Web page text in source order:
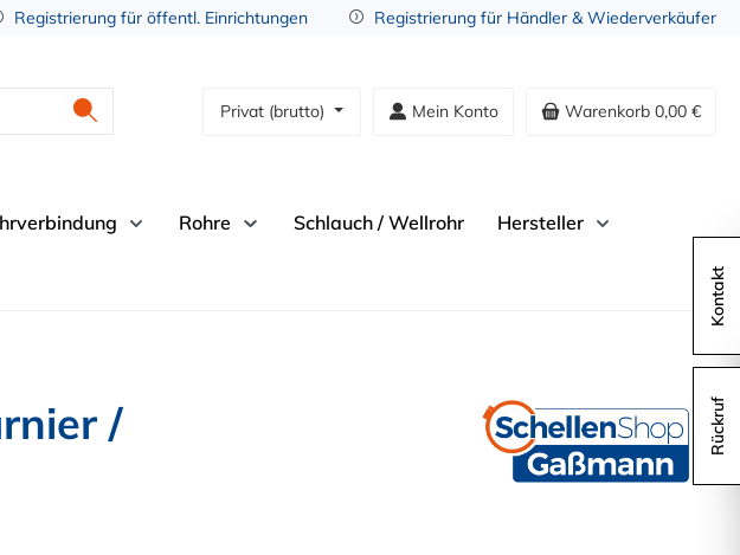
Registrierung für öffentl. Einrichtungen Registrierung für Händler & Wiederverkäufer
Privat (brutto) Mein Konto Warenkorb 0,00 €
Rohre Schlauch / Wellrohr Hersteller
/
Kontakt
Rückruf